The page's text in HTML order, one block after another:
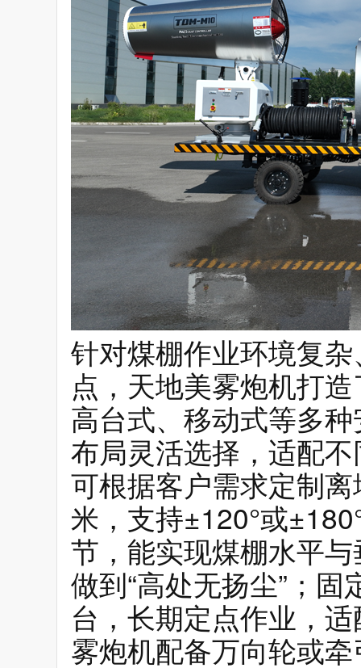
针对煤棚作业环境复
点，天地美雾炮机打
高台式、移动式等多
布局灵活选择，适配
可根据客户需求定制
米，支持±120°或
节，能实现煤棚水平
做到“高处无扬尘”；
台，长期定点作业，
雾炮机配备万向轮或